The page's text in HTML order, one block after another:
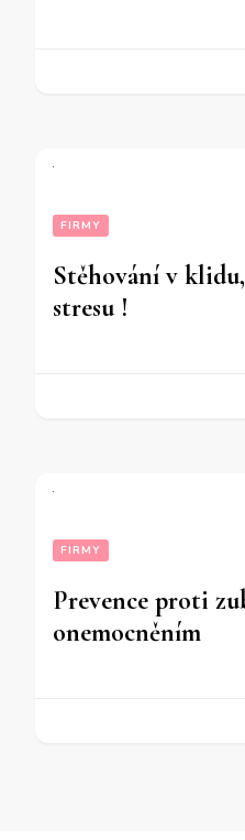
FIRMY
Stěhování v
stresu !
FIRMY
Prevence proti
onemocněním